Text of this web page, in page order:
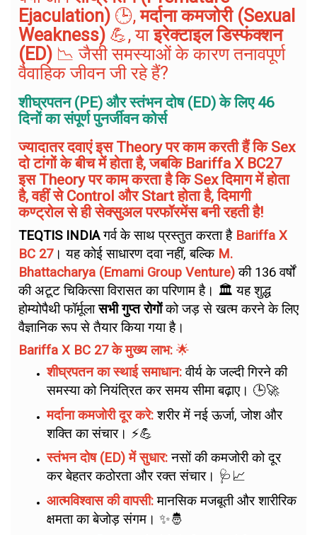
Ejaculation) 🕒,मर्दाना कमजोरी (Sexual
Weakness) 💪, याइरेक्टाइल डिस्फंक्शन
(ED) 📉 जैसी समस्याओं के कारण तनावपूर्ण
वैवाहिक जीवन जी रहे हैं?
शीघ्रपतन (PE) और स्तंभन दोष (ED) के लिए 46
दिनों का संपूर्ण पुनर्जीवन कोर्स
ज्यादातर दवाएं इस Theory पर काम करती हैं कि Sex
दो टांगों के बीच में होता है, जबकि Bariffa X BC27
इस Theory पर काम करता है कि Sex दिमाग में होता
है, वहीं से Control और Start होता है, दिमागी
कण्ट्रोल से ही सेक्सुअल परफॉरमेंस बनी रहती है!
TEQTIS INDIAगर्व के साथ प्रस्तुत करता है Bariffa X
BC 27। यह कोई साधारण दवा नहीं, बल्कि M.
Bhattacharya (Emami Group Venture)की 136 वर्षों
की अटूट चिकित्सा विरासत का परिणाम है। 🏛️ यह शुद्ध
होम्योपैथी फॉर्मूलासभी गुप्त रोगोंको जड़ से खत्म करने के लिए
वैज्ञानिक रूप से तैयार किया गया है।
Bariffa X BC 27 के मुख्य लाभ: 🌟
शीघ्रपतन का स्थाई समाधान: वीर्य के जल्दी गिरने की
समस्या को नियंत्रित कर समय सीमा बढ़ाए। 🕒🚀
मर्दाना कमजोरी दूर करे:शरीर में नई ऊर्जा, जोश और
शक्ति का संचार। ⚡💪
स्तंभन दोष (ED) में सुधार:नसों की कमजोरी को दूर
कर बेहतर कठोरता और रक्त संचार। 🩺📈
आत्मविश्वास की वापसी:मानसिक मजबूती और शारीरिक
क्षमता का बेजोड़ संगम। ✨🤴